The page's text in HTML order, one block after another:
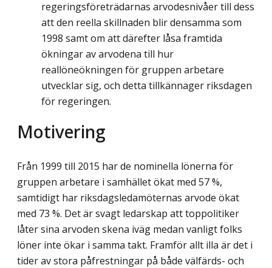
regeringsföreträdarnas arvodesnivåer till dess
att den reella skillnaden blir densamma som
1998 samt om att därefter låsa framtida
ökningar av arvodena till hur
reallöneökningen för gruppen arbetare
utvecklar sig, och detta tillkännager riksdagen
för regeringen.
Motivering
Från 1999 till 2015 har de nominella lönerna för
gruppen arbetare i samhället ökat med 57 %,
samtidigt har riksdagsledamöternas arvode ökat
med 73 %. Det är svagt ledarskap att toppolitiker
låter sina arvoden skena iväg medan vanligt folks
löner inte ökar i samma takt. Framför allt illa är det i
tider av stora påfrestningar på både välfärds- och